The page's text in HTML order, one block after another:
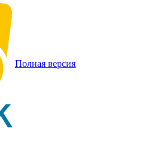
Полная версия